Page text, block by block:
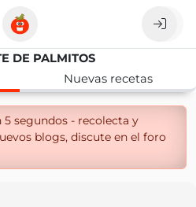
DE PALMITOS
Nuevas recetas
segundos - recolecta y
blogs, discute en el foro